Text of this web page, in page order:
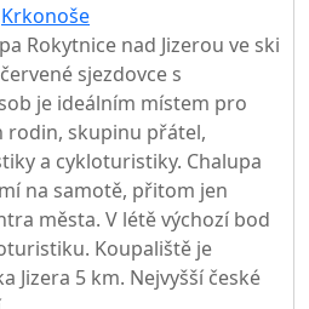
Krkonoše
Rokytnice nad Jizerou ve ski
sjezdovce s
je ideálním místem pro
rodin, skupinu přátel,
a cykloturistiky. Chalupa
na samotě, přitom jen
města. V létě výchozí bod
Koupaliště je
Jizera 5 km. Nejvyšší české